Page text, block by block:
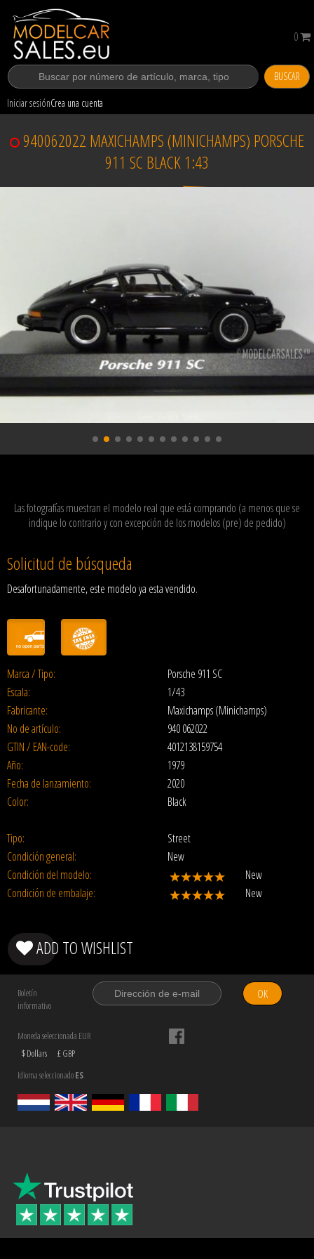
BUSCAR
Iniciar sesiónCrea una cuenta
0
940062022 MAXICHAMPS (MINICHAMPS) PORSCHE
911 SC BLACK 1:43
Las fotografías muestran el modelo real que está comprando (a menos que se
indique lo contrario y con excepción de los modelos (pre) de pedido)
Solicitud de búsqueda
Desafortunadamente, este modelo ya esta vendido.
Marca / Tipo:
Porsche 911 SC
Escala:
1/43
Fabricante:
Maxichamps (Minichamps)
No de artículo:
940 062022
GTIN / EAN-code:
4012138159754
Año:
1979
Fecha de lanzamiento:
2020
Color:
Black
Tipo:
Street
Condición general:
New
Condición del modelo:
New
Condición de embalaje:
New
ADD TO WISHLIST
Boletín
informativo
OK
Moneda seleccionada EUR
$ Dollars
£ GBP
Idioma seleccionadoES